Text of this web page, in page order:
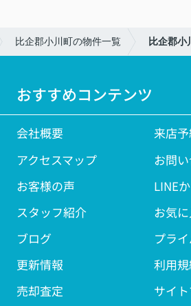
比企郡小川町の物件一覧 比企郡小
おすすめコンテンツ
会社概要
来店
アクセスマップ
お問
お客様の声
LINE
スタッフ紹介
お気
ブログ
プラ
更新情報
利用
売却査定
サイ